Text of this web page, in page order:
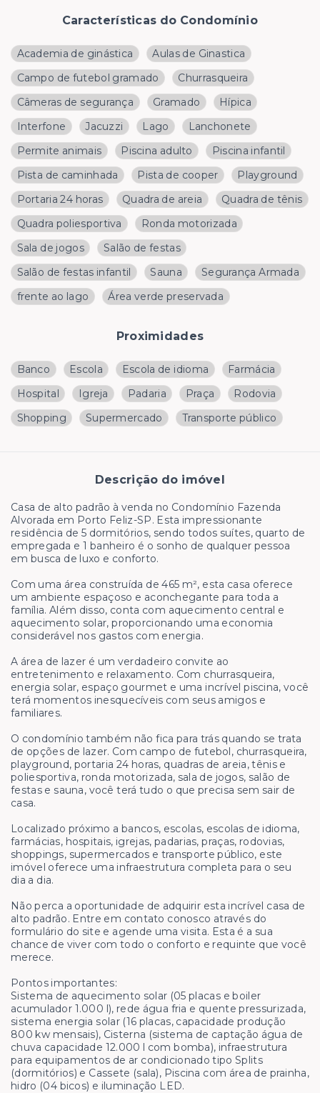
Características do Condomínio
Academia de ginástica
Aulas de Ginastica
Campo de futebol gramado
Churrasqueira
Câmeras de segurança
Gramado
Hípica
Interfone
Jacuzzi Lago
Lanchonete
Permite animais
Piscina adulto
Piscina infantil
Pista de caminhada
Pista de cooper
Playground
Portaria 24 horas
Quadra de areia
Quadra de tênis
Quadra poliesportiva
Ronda motorizada
Sala de jogos
Salão de festas
Salão de festas infantil
Sauna
Segurança Armada
frente ao lago
Área verde preservada
Proximidades
Banco Escola Escola de idioma
Farmácia
Hospital
Igreja Padaria Praça
Rodovia
Shopping
Supermercado Transporte público
Descrição do imóvel
Casa de alto padrão à venda no Condomínio Fazenda
Alvorada em Porto Feliz-SP. Esta impressionante
residência de 5 dormitórios, sendo todos suítes, quarto de
empregada e 1 banheiro é o sonho de qualquer pessoa
em busca de luxo e conforto.
Com uma área construída de 465 m², esta casa oferece
um ambiente espaçoso e aconchegante para toda a
família. Além disso, conta com aquecimento central e
aquecimento solar, proporcionando uma economia
considerável nos gastos com energia.
A área de lazer é um verdadeiro convite ao
entretenimento e relaxamento. Com churrasqueira,
energia solar, espaço gourmet e uma incrível piscina, você
terá momentos inesquecíveis com seus amigos e
familiares.
O condomínio também não fica para trás quando se trata
de opções de lazer. Com campo de futebol, churrasqueira,
playground, portaria 24 horas, quadras de areia, tênis e
poliesportiva, ronda motorizada, sala de jogos, salão de
festas e sauna, você terá tudo o que precisa sem sair de
casa.
Localizado próximo a bancos, escolas, escolas de idioma,
farmácias, hospitais, igrejas, padarias, praças, rodovias,
shoppings, supermercados e transporte público, este
imóvel oferece uma infraestrutura completa para o seu
dia a dia.
Não perca a oportunidade de adquirir esta incrível casa de
alto padrão. Entre em contato conosco através do
formulário do site e agende uma visita. Esta é a sua
chance de viver com todo o conforto e requinte que você
merece.
Pontos importantes:
Sistema de aquecimento solar (05 placas e boiler
acumulador 1.000 l), rede água fria e quente pressurizada,
sistema energia solar (16 placas, capacidade produção
800 kw mensais), Cisterna (sistema de captação água de
chuva capacidade 12.000 l com bomba), infraestrutura
para equipamentos de ar condicionado tipo Splits
(dormitórios) e Cassete (sala), Piscina com área de prainha,
hidro (04 bicos) e iluminação LED.